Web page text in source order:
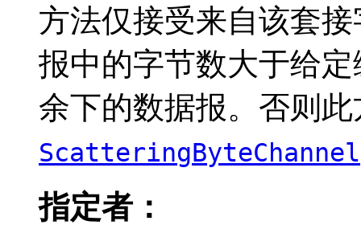
方法仅接受来自该套
报中的字节数大于给
余下的数据报。否则
ScatteringByteChannel
指定者：